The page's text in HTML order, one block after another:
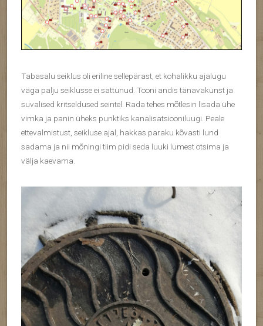
Tabasalu seiklus oli eriline sellepärast, et kohalikku ajalugu
väga palju seiklusse ei sattunud. Tooni andis tänavakunst ja
suvalised kritseldused seintel. Rada tehes mõtlesin lisada ühe
vimka ja panin üheks punktiks kanalisatsiooniluugi. Peale
ettevalmistust, seikluse ajal, hakkas paraku kõvasti lund
sadama ja nii mõningi tiim pidi seda luuki lumest otsima ja
välja kaevama.